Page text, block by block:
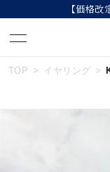
【価格
TOP イヤリング